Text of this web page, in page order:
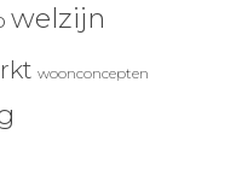
welzijn
woonconcepten